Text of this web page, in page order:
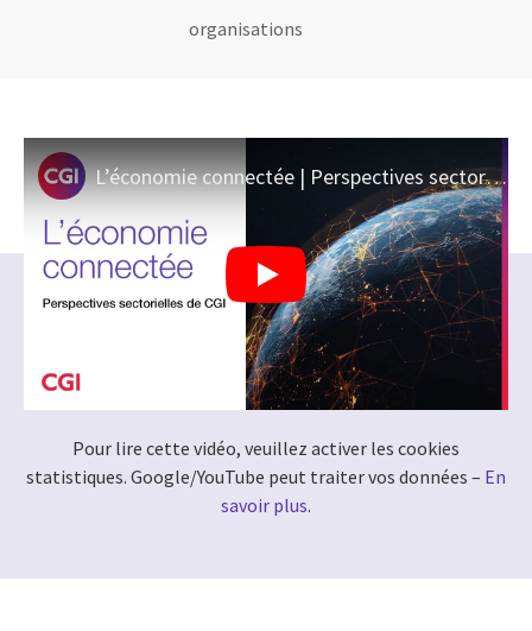
organisations
L’économie connectée | Perspectives sectorielles de CGI
Pour lire cette vidéo, veuillez activer les cookies
statistiques. Google/YouTube peut traiter vos données – En
savoir plus.